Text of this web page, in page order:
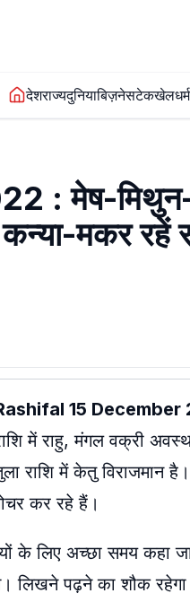
देशराज्यदुनियाबिज़नेसटेकखेलधर्म
: मेष-मिथुन-
मकर रहें
15
में राहु, मंगल वक्री
राशि में केतु विराजमान
कर रहे हैं।
के लिए अच्छा समय
लिखने पढ़ने का शौक